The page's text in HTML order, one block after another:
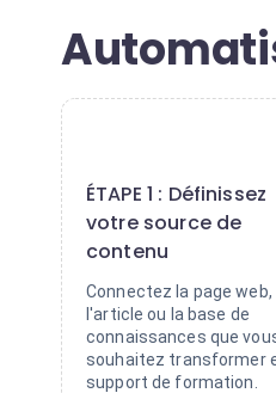
ÉTAPE 1 : Définissez
votre source de
contenu
Connectez la page web,
l'article ou la base de
connaissances que
souhaitez transformer
support de formation.